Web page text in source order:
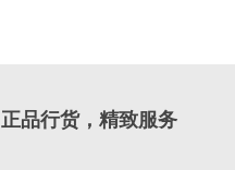
正品行货，精致服务